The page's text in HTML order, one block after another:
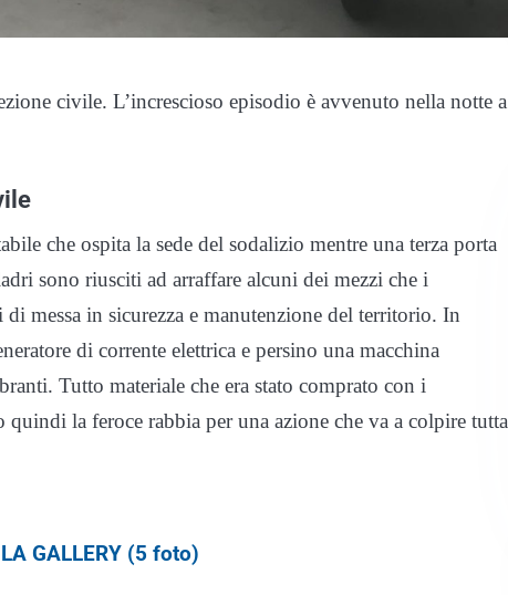
civile. L’increscioso episodio è avvenuto nella notte a
che ospita la sede del sodalizio mentre una terza porta
sono riusciti ad arraffare alcuni dei mezzi che i
messa in sicurezza e manutenzione del territorio. In
di corrente elettrica e persino una macchina
Tutto materiale che era stato comprato con i
la feroce rabbia per una azione che va a colpire tutta
GALLERY (5 foto)